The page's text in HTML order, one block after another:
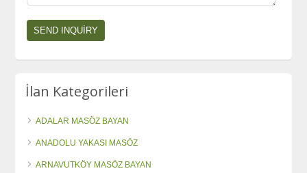
İlan Kategorileri
ADALAR MASÖZ BAYAN
ANADOLU YAKASI MASÖZ
ARNAVUTKÖY MASÖZ BAYAN